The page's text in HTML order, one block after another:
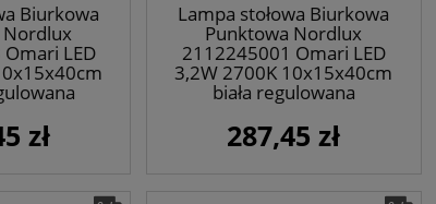
Biurkowa
Nordlux
LED
zł
Lampa stołowa Biurkowa
Punktowa Nordlux
2112245001 Omari LED
3,2W 2700K 10x15x40cm
biała regulowana
287,45 zł